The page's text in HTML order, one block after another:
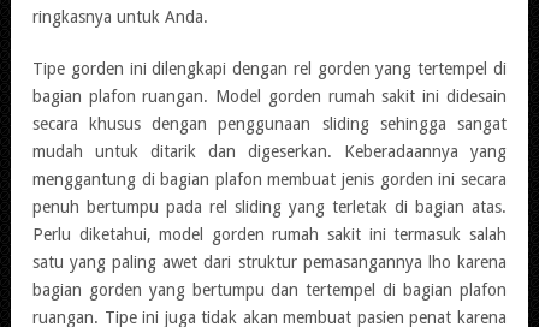
ringkasnya untuk Anda.
Tipe gorden ini dilengkapi dengan rel gorden yang tertempel di
bagian plafon ruangan. Model gorden rumah sakit ini didesain
secara khusus dengan penggunaan sliding sehingga sangat
mudah untuk ditarik dan digeserkan. Keberadaannya yang
menggantung di bagian plafon membuat jenis gorden ini secara
penuh bertumpu pada rel sliding yang terletak di bagian atas.
Perlu diketahui, model gorden rumah sakit ini termasuk salah
satu yang paling awet dari struktur pemasangannya lho karena
bagian gorden yang bertumpu dan tertempel di bagian plafon
ruangan. Tipe ini juga tidak akan membuat pasien penat karena